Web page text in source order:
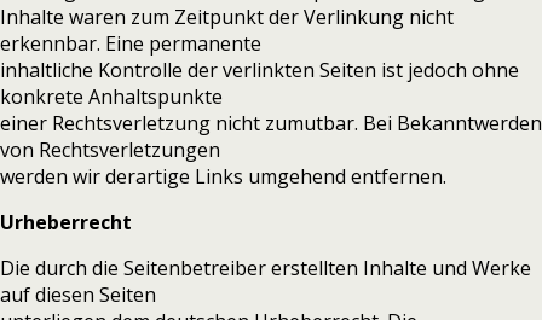
Inhalte waren zum Zeitpunkt der Verlinkung nicht
erkennbar. Eine permanente
inhaltliche Kontrolle der verlinkten Seiten ist jedoch ohne
konkrete Anhaltspunkte
einer Rechtsverletzung nicht zumutbar. Bei Bekanntwerden
von Rechtsverletzungen
werden wir derartige Links umgehend entfernen.
Urheberrecht
Die durch die Seitenbetreiber erstellten Inhalte und Werke
auf diesen Seiten